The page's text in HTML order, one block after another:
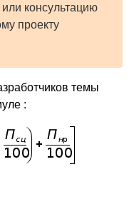
консультацию
проекту
темы
: